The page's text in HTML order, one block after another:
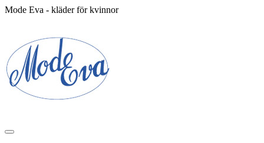
Mode Eva - kläder för kvinnor